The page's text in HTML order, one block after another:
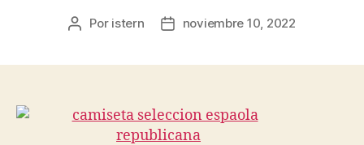
Autor
Por istern
Fechanoviembre 10, 2022